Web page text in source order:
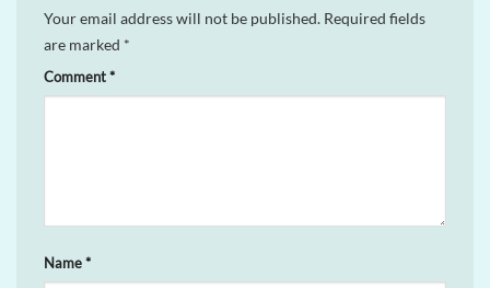
Your email address will not be published. Required fields
are marked *
Comment *
Name *